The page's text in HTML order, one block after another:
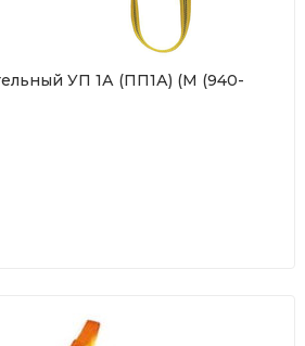
УП 1А (ПП1А) (М (940-